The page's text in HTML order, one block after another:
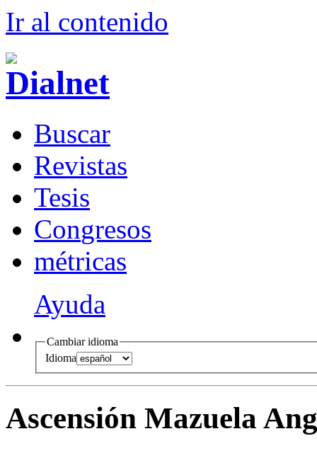
Ir al contenido
Buscar
Revistas
Tesis
Congresos
métricas
Ayuda
Cambiar idioma
Idioma
Ascensión Mazuela